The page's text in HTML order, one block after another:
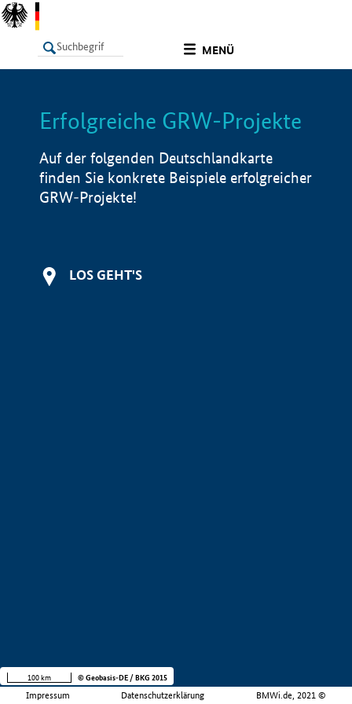
MENÜ
LISTE Info
Erfolgreiche GRW-Projekte
Auf der folgenden Deutschlandkarte
finden Sie konkrete Beispiele erfolgreicher
GRW-Projekte!
LOS GEHT'S
Impressum Datenschutzerklärung BMWi.de, 2021 ©
100 km © Geobasis-DE / BKG 2015